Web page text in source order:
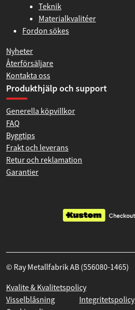
Teknik
Materialkvalitéer
Fordon sökes
Nyheter
Återförsäljare
Kontakta oss
Produkthjälp och support
Generella köpvillkor
FAQ
Byggtips
Frakt och leverans
Retur och reklamation
Garantier
© Ray Metallfabrik AB (556080-1465)
Kvalite & Kvalitetspolicy
Visselblåsning
Integritetspolicy